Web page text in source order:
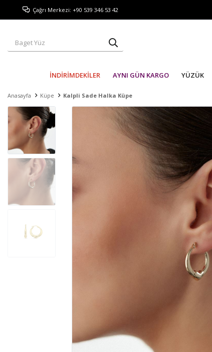
Çağrı Merkezi: +90 539 346 53 42
İNDİRİMDEKİLER AYNI GÜN KARGO YÜZÜK
Anasayfa Küpe Kalpli Sade Halka Küpe